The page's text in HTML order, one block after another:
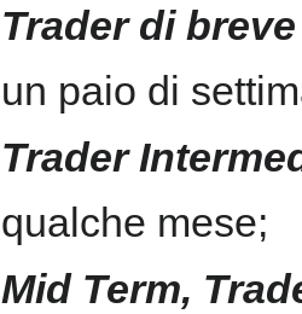
Trader di
un paio di
Trader
qualche mese;
Mid Term,